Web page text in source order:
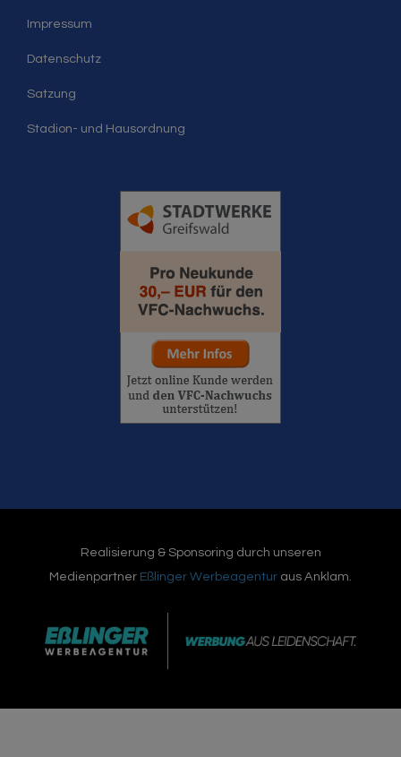
Impressum
Datenschutz
Satzung
Stadion- und Hausordnung
Realisierung & Sponsoring durch unseren
Medienpartner Eßlinger Werbeagentur aus Anklam.